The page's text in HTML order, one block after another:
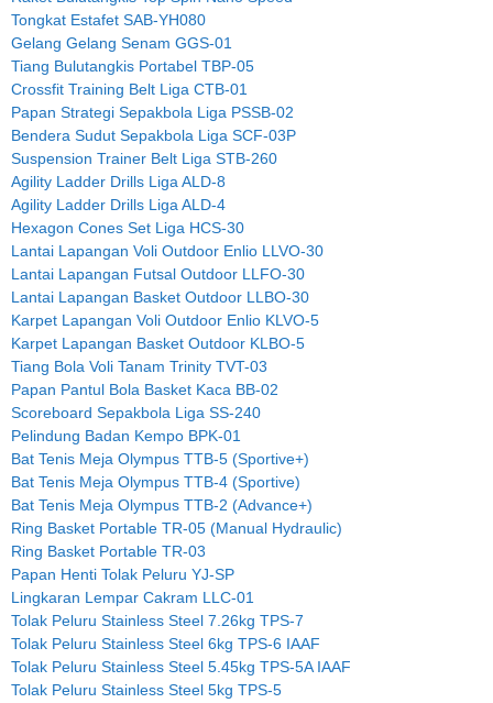
Tongkat Estafet SAB-YH080
Gelang Gelang Senam GGS-01
Tiang Bulutangkis Portabel TBP-05
Crossfit Training Belt Liga CTB-01
Papan Strategi Sepakbola Liga PSSB-02
Bendera Sudut Sepakbola Liga SCF-03P
Suspension Trainer Belt Liga STB-260
Agility Ladder Drills Liga ALD-8
Agility Ladder Drills Liga ALD-4
Hexagon Cones Set Liga HCS-30
Lantai Lapangan Voli Outdoor Enlio LLVO-30
Lantai Lapangan Futsal Outdoor LLFO-30
Lantai Lapangan Basket Outdoor LLBO-30
Karpet Lapangan Voli Outdoor Enlio KLVO-5
Karpet Lapangan Basket Outdoor KLBO-5
Tiang Bola Voli Tanam Trinity TVT-03
Papan Pantul Bola Basket Kaca BB-02
Scoreboard Sepakbola Liga SS-240
Pelindung Badan Kempo BPK-01
Bat Tenis Meja Olympus TTB-5 (Sportive+)
Bat Tenis Meja Olympus TTB-4 (Sportive)
Bat Tenis Meja Olympus TTB-2 (Advance+)
Ring Basket Portable TR-05 (Manual Hydraulic)
Ring Basket Portable TR-03
Papan Henti Tolak Peluru YJ-SP
Lingkaran Lempar Cakram LLC-01
Tolak Peluru Stainless Steel 7.26kg TPS-7
Tolak Peluru Stainless Steel 6kg TPS-6 IAAF
Tolak Peluru Stainless Steel 5.45kg TPS-5A IAAF
Tolak Peluru Stainless Steel 5kg TPS-5